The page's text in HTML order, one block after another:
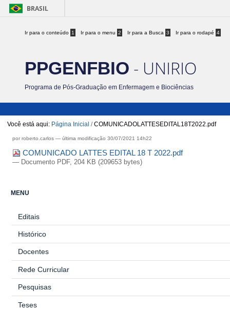
BRASIL
Ir para o conteúdo 1 Ir para o menu 2 Ir para a Busca 3 Ir para o rodapé 4
PPGENFBIO - UNIRIO
Programa de Pós-Graduação em Enfermagem e Biociências
Você está aqui: Página Inicial /COMUNICADOLATTESEDITAL18T2022.pdf
por roberto.carlos —última modificação 30/07/2021 14h22
COMUNICADO LATTES EDITAL 18 T 2022.pdf
— Documento PDF, 204 KB (209653 bytes)
MENU
Editais
Histórico
Docentes
Rede Curricular
Pesquisas
Teses